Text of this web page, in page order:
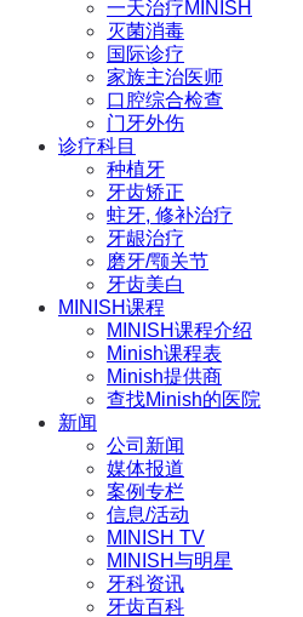
一天治疗MINISH
灭菌消毒
国际诊疗
家族主治医师
口腔综合检查
门牙外伤
诊疗科目
种植牙
牙齿矫正
蛀牙, 修补治疗
牙龈治疗
磨牙/颚关节
牙齿美白
MINISH课程
MINISH课程介绍
Minish课程表
Minish提供商
查找Minish的医院
新闻
公司新闻
媒体报道
案例专栏
信息/活动
MINISH TV
MINISH与明星
牙科资讯
牙齿百科